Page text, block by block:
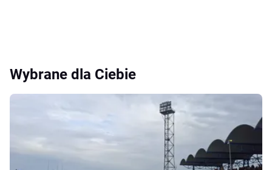
Wybrane dla Ciebie